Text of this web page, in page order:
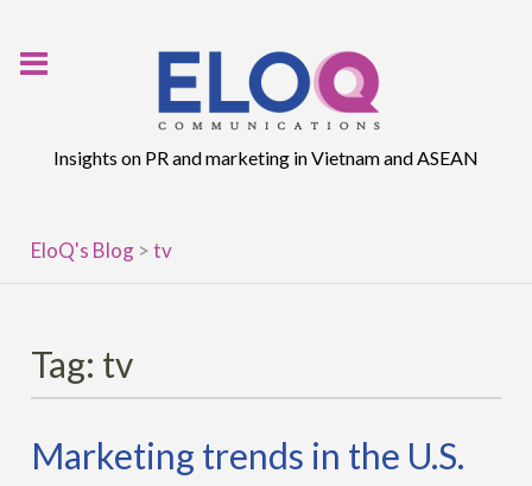
Insights on PR and marketing in Vietnam and ASEAN
EloQ's Blog >tv
Tag: tv
Marketing trends in the U.S.